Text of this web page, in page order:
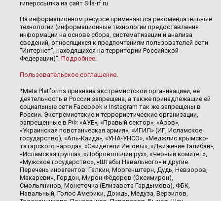
гиперссылка на сайт Sila-rf.ru.
На информационном ресурсе применяются рекомендательные
технологии (информационные технологии предоставления
информации на основе сбора, систематизации и анализа
сведений, относящихся к предпочтениям пользователей сети
"Интернет", находящихся на территории Российской
Федерации)". Подробнее.
Пользовательское соглашение.
*Meta Platforms признана экстремистской организацией, её
деятельность в России запрещена, а также принадлежащие ей
социальные сети Facebook и Instagram так же запрещены в
России. Экстремистские и террористические организации,
запрещенные в РФ: «АУЕ», «Правый сектор», «Азов»,
«Украинская повстанческая армия», «ИГИЛ» (ИГ, Исламское
государство), «Аль-Каида», «УНА-УНСО», «Меджлис крымско-
татарского народа», «Свидетели Иеговы», «Движение Талибан»,
«Исламская группа», «Добровольчий рух», «Чёрный комитет»,
«Мужское государство», «Штабы Навального» и другие.
Перечень иноагентов: Галкин, Моргенштерн, Дудь, Невзоров,
Макаревич, Гордон, Мирон Фёдоров (Оксимирон),
Смольянинов, Монеточка (Елизавета Гардымова), ФБК,
Навальный, Голос Америки, Дождь, Медуза, Верзилов,